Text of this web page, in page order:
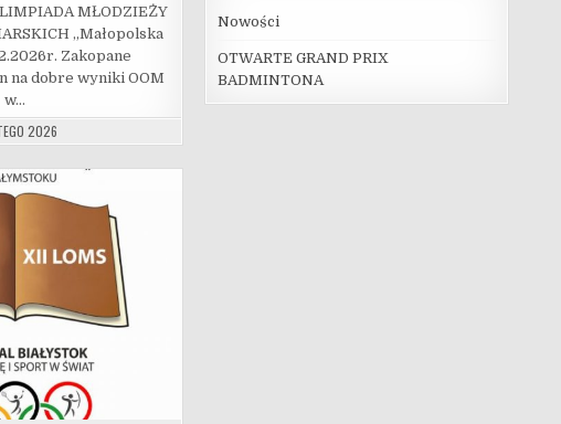
MŁODZIEŻY
„Małopolska
Zakopane
na dobre wyniki OOM
w…
2026
Nowości
OTWARTE GRAND PRIX
BADMINTONA